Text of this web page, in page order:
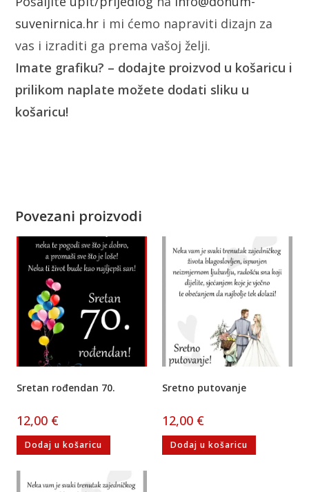
suvenirnica.hr i mi ćemo napraviti dizajn za
vas i izraditi ga prema vašoj želji.
Imate grafiku? – dodajte proizvod u košaricu i
prilikom naplate možete dodati sliku u
košaricu!
Povezani proizvodi
Sretan rođendan 70.
12,00 €
Dodaj u košaricu
Sretno putovanje
12,00 €
Dodaj u košaricu